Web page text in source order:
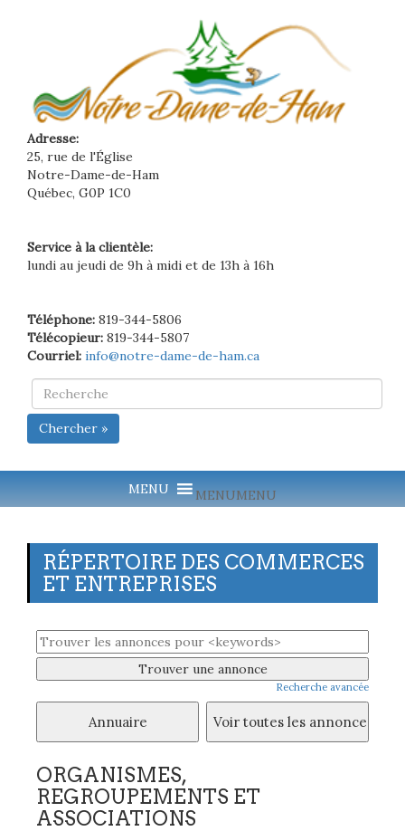
Adresse:
25, rue de l'Église
Notre-Dame-de-Ham
Québec, G0P 1C0
Service à la clientèle:
lundi au jeudi de 9h à midi et de 13h à 16h
Téléphone: 819-344-5806
Télécopieur: 819-344-5807
Courriel: info@notre-dame-de-ham.ca
Chercher »
MENUMENU
RÉPERTOIRE DES COMMERCES
ET ENTREPRISES
Recherche avancée
ORGANISMES,
REGROUPEMENTS ET
ASSOCIATIONS